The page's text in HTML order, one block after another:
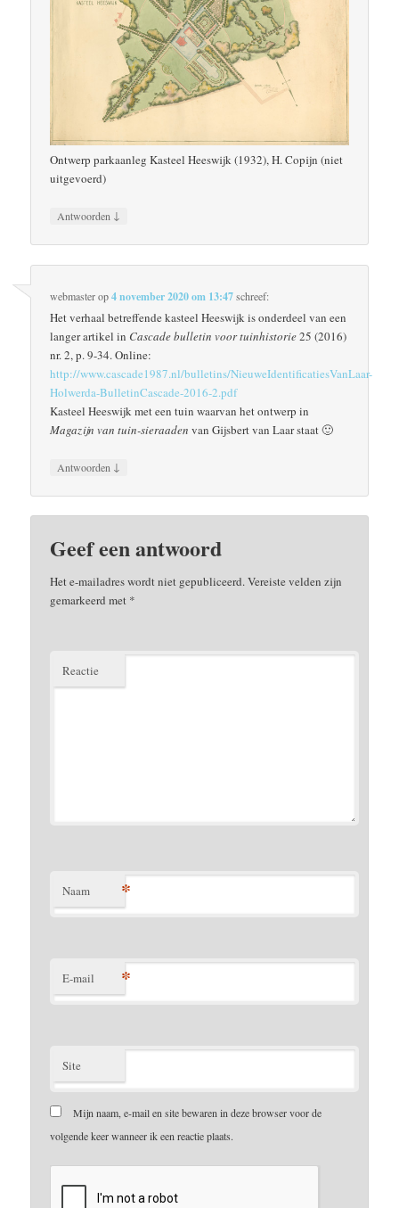
Ontwerp parkaanleg Kasteel Heeswijk (1932), H. Copijn (niet
uitgevoerd)
Antwoorden ↓
webmasterop4 november 2020 om 13:47schreef:
Het verhaal betreffende kasteel Heeswijk is onderdeel van een
langer artikel in Cascade bulletin voor tuinhistorie25 (2016)
nr. 2, p. 9-34. Online:
http://www.cascade1987.nl/bulletins/NieuweIdentificatiesVanLaar-
Holwerda-BulletinCascade-2016-2.pdf
Kasteel Heeswijk met een tuin waarvan het ontwerp in
Magazijn van tuin-sieraaden van Gijsbert van Laar staat 🙂
Antwoorden ↓
Geef een antwoord
Het e-mailadres wordt niet gepubliceerd.Vereiste velden zijn
gemarkeerd met *
Reactie
Naam *
E-mail *
Site
Mijn naam, e-mail en site bewaren in deze browser voor de
volgende keer wanneer ik een reactie plaats.